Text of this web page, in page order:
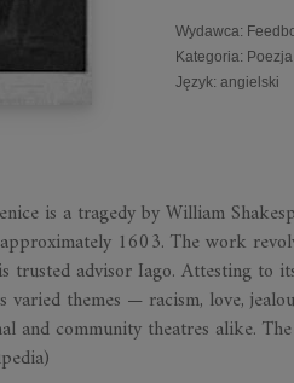
Wydawca:
Kategoria:
Język: angielski
is a tragedy by William
1603. The work
trusted advisor Iago. Attesting
varied themes — racism, love,
and community theatres alike.